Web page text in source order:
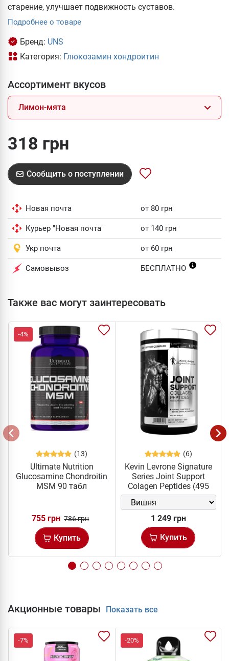
старение, улучшает подвижность суставов.
Подробнее о товаре
Бренд: UNS
Категория: Глюкозамин хондроитин
Ассортимент вкусов
Лимон-мята
318 грн
Сообщить о поступлении
Новая почта от 80 грн
Курьер "Новая почта" от 140 грн
Укр почта от 60 грн
Самовывоз БЕСПЛАТНО
Также вас могут заинтересовать
-4%
(13)
Ultimate Nutrition
Glucosamine Chondroitin
MSM 90 табл
755 грн 786 грн
Купить
(6)
Kevin Levrone Signature
Series Joint Support
Colagen Peptides (495
грам)
1 249 грн
Купить
Акционные товары Показать все
-7% -20%